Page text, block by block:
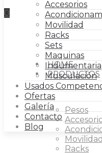
FITNESS
0
HOME
PRODUCTOS
Pesos
Movilidad
Racks
Accesorios
Movilidad
Racks
Sets
Maquinas
Indumentaria
Musculación
Usados
Ofertas
Galería
Contacto
Blog